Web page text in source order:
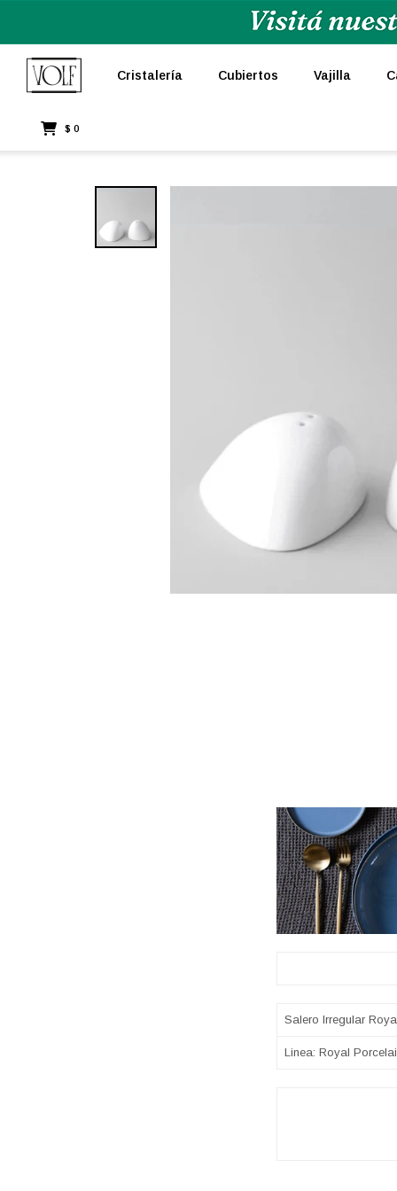
Cristalería Cubiertos Vajilla
$ 0
Salero Irregular
Linea: Royal